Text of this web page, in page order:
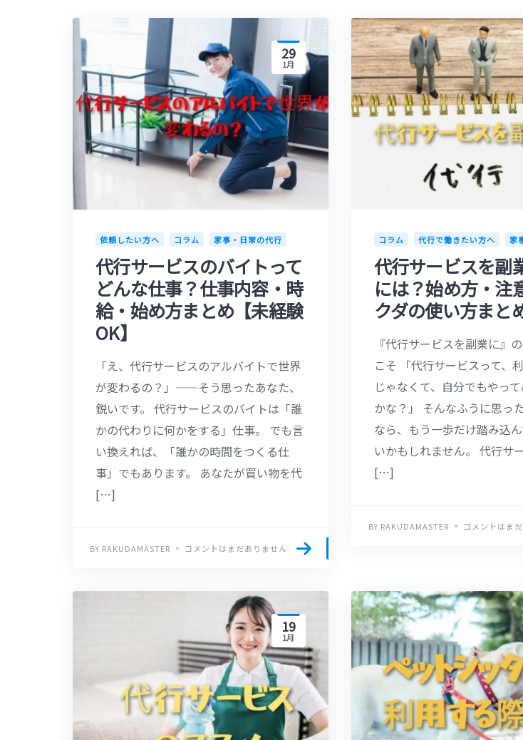
29
1月
依頼したい方へ コラム 家事・日常の代行
代行サービスのバイトって
どんな仕事？仕事内容・時
給・始め方まとめ【未経験
OK】
「え、代行サービスのアルバイトで世界
が変わるの？」——そう思ったあなた、
鋭いです。 代行サービスのバイトは「誰
かの代わりに何かをする」仕事。 でも言
い換えれば、「誰かの時間をつくる仕
事」でもあります。 あなたが買い物を代
[…]
BY RAKUDAMASTER コメントはまだありません
コラム 代行で働きたい方へ 家
代行サービスを副
には？始め方・注
クダの使い方まと
『代行サービスを副業に』
こそ 「代行サービスって、
じゃなくて、自分でもやっ
かな？」 そんなふうに思っ
なら、もう一歩だけ踏み込
いかもしれません。 代行サ
[…]
BY RAKUDAMASTER コメントはま
19
1月